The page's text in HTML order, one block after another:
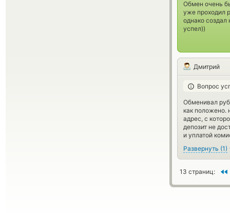
Обмен очень
уже проходил
однако создал
успел))
Дмитрий
Вопрос
Обменивал
как положено.
адрес, с
депозит не
и уплатой
Развернуть (1)
13 страниц: